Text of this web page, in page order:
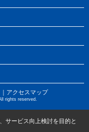
｜アクセスマップ
rights reserved.
サービス向上検討を目的と